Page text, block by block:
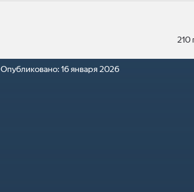
210
Опубликовано:16 января 2026